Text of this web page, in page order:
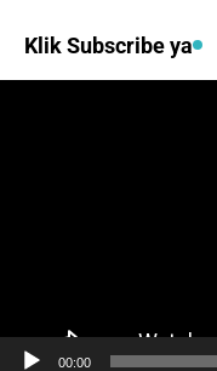
Klik Subscribe ya
00:00